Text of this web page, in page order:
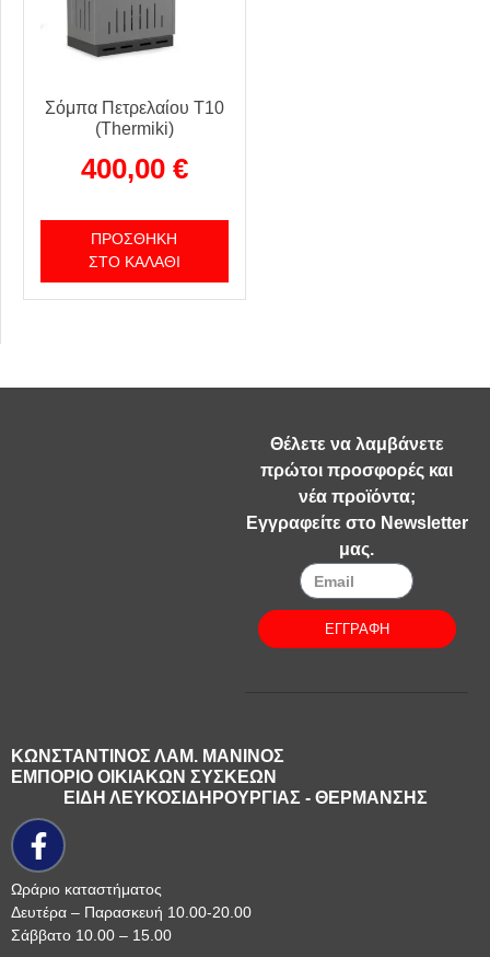
Σόμπα Πετρελαίου T10
(Thermiki)
400,00 €
ΠΡΟΣΘΉΚΗ
ΣΤΟ ΚΑΛΆΘΙ
Θέλετε να λαμβάνετε
πρώτοι προσφορές και
νέα προϊόντα;
Εγγραφείτε στο Newsletter
μας.
ΕΓΓΡΑΦΗ
ΚΩΝΣΤΑΝΤΙΝΟΣ ΛΑΜ. ΜΑΝΙΝΟΣ
ΕΜΠΟΡΙΟ ΟΙΚΙΑΚΩΝ ΣΥΣΚΕΩΝ
ΕΙΔΗ ΛΕΥΚΟΣΙΔΗΡΟΥΡΓΙΑΣ - ΘΕΡΜΑΝΣΗΣ
Ωράριο καταστήματος
Δευτέρα – Παρασκευή 10.00-20.00
Σάββατο 10.00 – 15.00